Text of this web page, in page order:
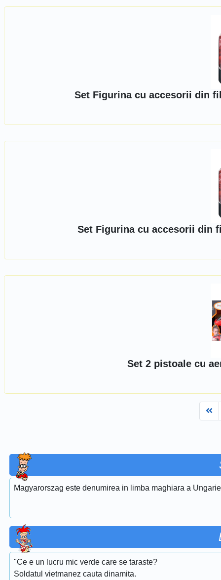
Set Figurina cu accesorii din
Set Figurina cu accesorii din
Set 2 pistoale cu
Magyarorszag este denumirea in limba maghiara a
"Ce e un lucru mic verde care se taraste?
Soldatul vietmanez cauta dinamita.